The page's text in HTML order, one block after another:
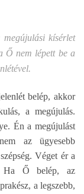
kísérlet
Ő nem lépett be a
belép, akkor
a megújulás.
Én a megújulást
az ügyesebb
Véget ér a
Ha Ő belép, az
a legszebb,